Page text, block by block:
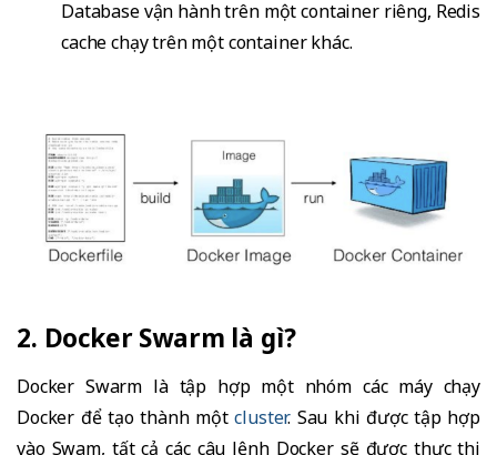
Database vận hành trên một container riêng, Redis
cache chạy trên một container khác.
2. Docker Swarm là gì?
Docker Swarm là tập hợp một nhóm các máy chạy
Docker để tạo thành mộtcluster. Sau khi được tập hợp
vào Swam, tất cả các câu lệnh Docker sẽ được thực thi